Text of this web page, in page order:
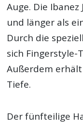
Auge. Die
und länger als
Durch die
sich Fingerstyle-
Außerdem
Tiefe.
Der fünfteilige